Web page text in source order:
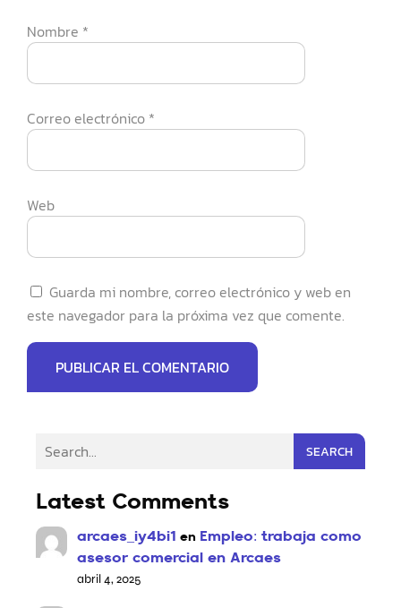
SEARCH
Latest Comments
arcaes_iy4bi1 en Empleo: trabaja como
asesor comercial en Arcaes
abril 4, 2025
Nombre *
Correo electrónico *
Web
Guarda mi nombre, correo electrónico y web en
este navegador para la próxima vez que comente.